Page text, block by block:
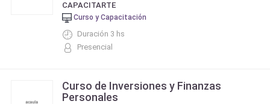
CAPACITARTE
Curso y Capacitación
Duración 3 hs
Presencial
Curso de Inversiones y Finanzas
Personales